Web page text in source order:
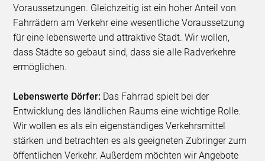
Voraussetzungen. Gleichzeitig ist ein hoher Anteil von
Fahrrädern am Verkehr eine wesentliche Voraussetzung
für eine lebenswerte und attraktive Stadt. Wir wollen,
dass Städte so gebaut sind, dass sie alle Radverkehre
ermöglichen.
Lebenswerte Dörfer: Das Fahrrad spielt bei der
Entwicklung des ländlichen Raums eine wichtige Rolle.
Wir wollen es als ein eigenständiges Verkehrsmittel
stärken und betrachten es als geeigneten Zubringer zum
öffentlichen Verkehr. Außerdem möchten wir Angebote